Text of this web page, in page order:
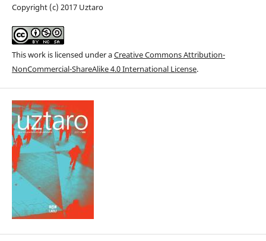
Copyright (c) 2017 Uztaro
This work is licensed under aCreative Commons Attribution-
NonCommercial-ShareAlike 4.0 International License.